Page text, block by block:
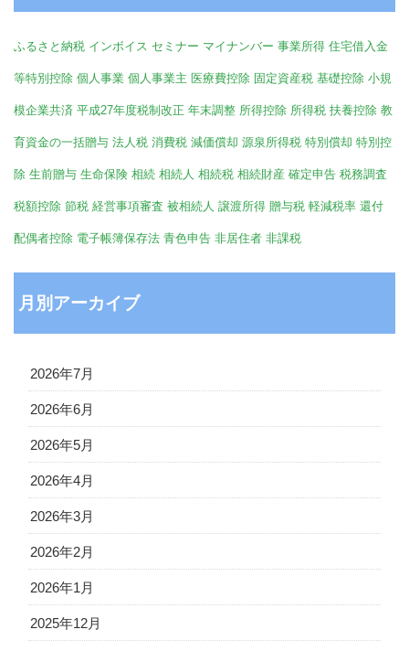
ふるさと納税 インボイス セミナー マイナンバー 事業所得 住宅借入金
等特別控除 個人事業 個人事業主 医療費控除 固定資産税 基礎控除 小規
模企業共済 平成27年度税制改正 年末調整 所得控除 所得税 扶養控除 教
育資金の一括贈与 法人税 消費税 減価償却 源泉所得税 特別償却 特別控
除 生前贈与 生命保険 相続 相続人 相続税 相続財産 確定申告 税務調査
税額控除 節税 経営事項審査 被相続人 譲渡所得 贈与税 軽減税率 還付
配偶者控除 電子帳簿保存法 青色申告 非居住者 非課税
月別アーカイブ
2026年7月
2026年6月
2026年5月
2026年4月
2026年3月
2026年2月
2026年1月
2025年12月